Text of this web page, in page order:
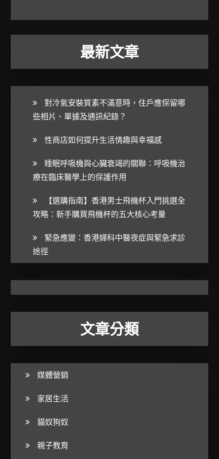
最新文章
對冷氣安裝質素不滿意時，住戶應保留哪
些相片、單據及通訊紀錄？
性商店如何提升生活情趣與幸福感
睡眠呼吸機與心臟衰竭的關聯：呼吸機治
療在臨床醫學上的保護作用
【選購指南】香港男士飛機杯入門挑選全
攻略：新手購買飛機杯的五大核心考量
緊急應變：香港婦科中醫夜症與緊急求診
途徑
文章分類
媒體營銷
家居生活
貓奴狗奴
親子教育